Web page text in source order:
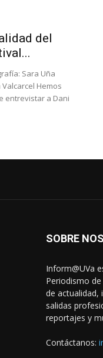
del
Sara Uña
Hemos
entrevistar a Dani
SOBRE
Inform@UVa
Periodismo
de actualidad,
salidas
reportajes y
Contáctanos: